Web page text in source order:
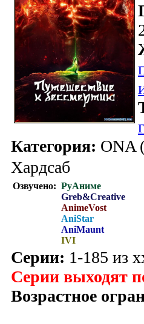
Категория: ONA
Хардсаб
Озвучено: РуАниме
Greb&Creative
AnimeVost
AniStar
AniMaunt
IVI
Серии: 1-185 из
Серии выходят
Возрастное